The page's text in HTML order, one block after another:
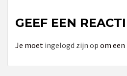
GEEF EEN
Je moet ingelogd zijn op om